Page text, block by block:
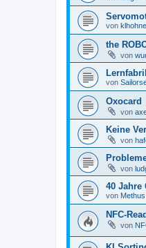
von
the
von
von
Oxocard
von
Keine
von
von
40 Jahre
von Methus
NFC-
von